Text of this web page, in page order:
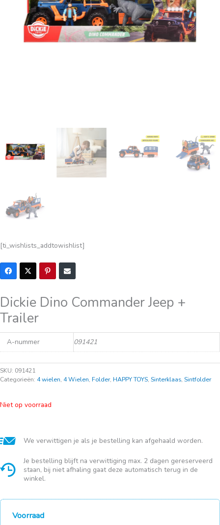
[ti_wishlists_addtowishlist]
Dickie Dino Commander Jeep +
Trailer
A-nummer 091421
SKU: 091421
Categorieën: 4 wielen, 4 Wielen, Folder, HAPPY TOYS, Sinterklaas, Sintfolder
Niet op voorraad
We verwittigen je als je bestelling kan afgehaald worden.
Je bestelling blijft na verwittiging max. 2 dagen gereserveerd
staan, bij niet afhaling gaat deze automatisch terug in de
winkel.
Voorraad